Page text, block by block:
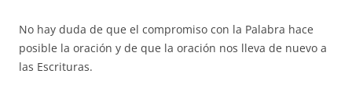
No hay duda de que el compromiso con la Palabra hace
posible la oración y de que la oración nos lleva de nuevo a
las Escrituras.